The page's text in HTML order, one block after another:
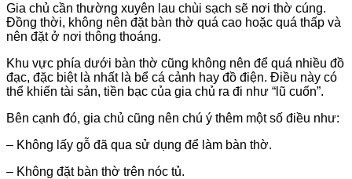
Gia chủ cần thường xuyên lau chùi sạch sẽ nơi thờ cúng.
Đồng thời, không nên đặt bàn thờ quá cao hoặc quá thấp và
nên đặt ở nơi thông thoáng.
Khu vực phía dưới bàn thờ cũng không nên để quá nhiều đồ
đạc, đặc biệt là nhất là bể cá cảnh hay đồ điện. Điều này có
thể khiến tài sản, tiền bạc của gia chủ ra đi như “lũ cuốn”.
Bên cạnh đó, gia chủ cũng nên chú ý thêm một số điều như:
– Không lấy gỗ đã qua sử dụng để làm bàn thờ.
– Không đặt bàn thờ trên nóc tủ.